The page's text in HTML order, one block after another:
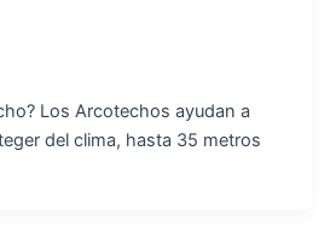
Los Arcotechos ayudan a
del clima, hasta 35 metros